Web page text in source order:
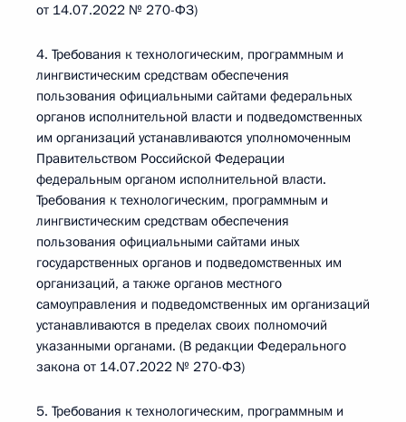
от 14.07.2022 № 270-ФЗ)
4. Требования к технологическим, программным и
лингвистическим средствам обеспечения
пользования официальными сайтами федеральных
органов исполнительной власти и подведомственных
им организаций устанавливаются уполномоченным
Правительством Российской Федерации
федеральным органом исполнительной власти.
Требования к технологическим, программным и
лингвистическим средствам обеспечения
пользования официальными сайтами иных
государственных органов и подведомственных им
организаций, а также органов местного
самоуправления и подведомственных им организаций
устанавливаются в пределах своих полномочий
указанными органами. (В редакции Федерального
закона от 14.07.2022 № 270-ФЗ)
5. Требования к технологическим, программным и